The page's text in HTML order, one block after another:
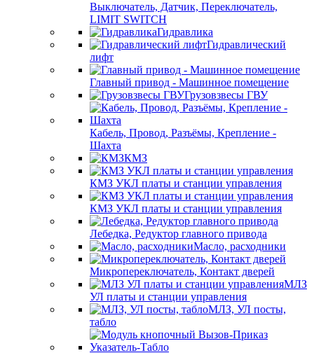
Выключатель, Датчик, Переключатель,
LIMIT SWITCH
Гидравлика
Гидравлический
лифт
Главный привод - Машинное помещение
Грузовзвесы ГВУ
Кабель, Провод, Разъёмы, Крепление -
Шахта
КМЗ
КМЗ УКЛ платы и станции управления
КМЗ УКЛ платы и станции управления
Лебедка, Редуктор главного привода
Масло, расходники
Микропереключатель, Контакт дверей
МЛЗ
УЛ платы и станции управления
МЛЗ, УЛ посты,
табло